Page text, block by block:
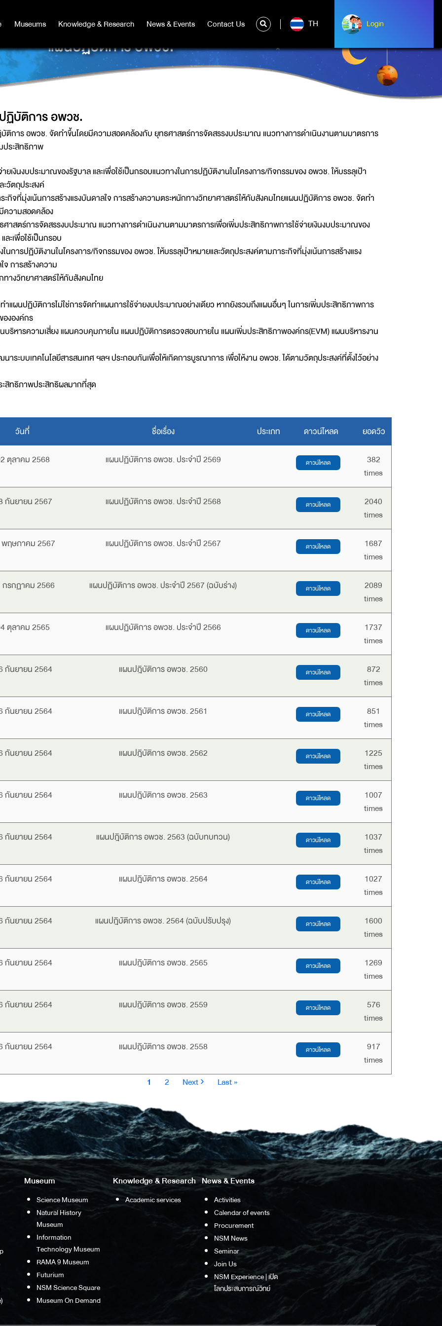
Museums Knowledge & Research News & Events Contact Us
Museums Knowledge & Research News & Events Contact Us TH Login
Albert Einstein
แผนปฏิบัติการ อพวช.
ฏิบัติการ อพวช.
ติการ อพวช. จัดทำขึ้นโดยมีความสอดคล้องกับ ยุทธศาสตร์การจัดสรรงบประมาณ แนวทางการดำเนินงานตามมาตรการ
ประสิทธิภาพ
ายเงินงบประมาณของรัฐบาล และเพื่อใช้เป็นกรอบแนวทางในการปฏิบัติงานในโครงการ/กิจกรรมของ อพวช. ให้บรรลุเป้า
ะวัตถุประสงค์
ะกิจที่มุ่งเน้นการสร้างแรงบันดาลใจ การสร้างความตระหนักทางวิทยาศาสตร์ให้กับสังคมไทยแผนปฏิบัติการ อพวช. จัดทำ
ความสอดคล้อง
าสตร์การจัดสรรงบประมาณ แนวทางการดำเนินงานตามมาตรการเพื่อเพิ่มประสิทธิภาพการใช้จ่ายเงินงบประมาณของ
ละเพื่อใช้เป็นกรอบ
ในการปฏิบัติงานในโครงการ/กิจกรรมของ อพวช. ให้บรรลุเป้าหมายและวัตถุประสงค์ตามภาระกิจที่มุ่งเน้นการสร้างแรง
จ การสร้างความ
ทางวิทยาศาสตร์ให้กับสังคมไทย
ำแผนปฏิบัติการไม่ใช่การจัดทำแผนการใช้จ่ายงบประมาณอย่างเดียว หากยังรวมถึงแผนอื่นๆ ในการเพิ่มประสิทธิภาพการ
ององค์กร
บริหารความเสี่ยง แผนควบคุมภายใน แผนปฏิบัติการตรวจสอบภายใน แผนเพิ่มประสิทธิภาพองค์กร(EVM) แผนบริหารงาน
าระบบเทคโนโลยีสารสนเทศ ฯลฯ ประกอบกันเพื่อให้เกิดการบูรณาการ เพื่อให้งาน อพวช. ได้ตามวัตถุประสงค์ที่ตั้งไว้อย่าง
ะสิทธิภาพประสิทธิผลมากที่สุด
วันที่่ ชื่อเรื่อง ประเภท ดาวน์โหลด ยอดวิว
ตุลาคม 2568 แผนปฏิบัติการ อพวช. ประจำปี 2569
382
times
กันยายน 2567 แผนปฏิบัติการ อพวช. ประจำปี 2568
2040
times
ฤษภาคม 2567 แผนปฏิบัติการ อพวช. ประจำปี 2567
1687
times
กรกฏาคม 2566 แผนปฏิบัติการ อพวช. ประจำปี 2567 (ฉบับร่าง)
2089
times
ตุลาคม 2565 แผนปฏิบัติการ อพวช. ประจำปี 2566
1737
times
กันยายน 2564 แผนปฎิบัติการ อพวช. 2560
872
times
กันยายน 2564 แผนปฎิบัติการ อพวช. 2561
851
times
กันยายน 2564 แผนปฎิบัติการ อพวช. 2562
1225
times
กันยายน 2564 แผนปฎิบัติการ อพวช. 2563
1007
times
กันยายน 2564 แผนปฎิบัติการ อพวช. 2563 (ฉบับทบทวน)
1037
times
กันยายน 2564 แผนปฎิบัติการ อพวช. 2564
1027
times
กันยายน 2564 แผนปฎิบัติการ อพวช. 2564 (ฉบับปรับปรุง)
1600
times
กันยายน 2564 แผนปฎิบัติการ อพวช. 2565
1269
times
กันยายน 2564 แผนปฎิบัติการ อพวช. 2559
576
times
กันยายน 2564 แผนปฎิบัติการ อพวช. 2558
917
times
Current
1 Page
2
Next
Next ›
Last
Last »
Museum
Science Museum
Natural History
Museum
Information
Technology Museum
RAMA 9 Museum
Futurium
NSM Science Square
Museum On Demand
Knowledge & Research
Academic services
News & Events
Activities
Calendar of events
Procurement
NSM News
Seminar
Join Us
NSM Experience | เปิด
โลกประสบการณ์วิทย์